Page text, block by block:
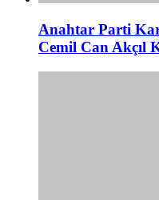
Anahtar Parti
Cemil Can Akçıl